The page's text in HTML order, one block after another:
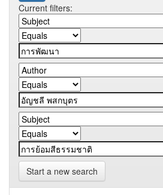
Current filters:
Start a new search